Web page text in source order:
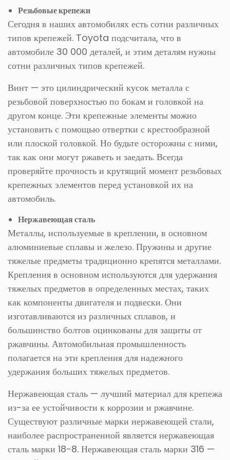
Резьбовые крепежи
Сегодня в наших автомобилях есть сотни различных
типов крепежей. Toyota подсчитала, что в
автомобиле 30 000 деталей, и этим деталям нужны
сотни различных типов крепежей.
Винт — это цилиндрический кусок металла с
резьбовой поверхностью по бокам и головкой на
другом конце. Эти крепежные элементы можно
установить с помощью отвертки с крестообразной
или плоской головкой. Но будьте осторожны с ними,
так как они могут ржаветь и заедать. Всегда
проверяйте прочность и крутящий момент резьбовых
крепежных элементов перед установкой их на
автомобиль.
Нержавеющая сталь
Металлы, используемые в креплении, в основном
алюминиевые сплавы и железо. Пружины и другие
тяжелые предметы традиционно крепятся металлами.
Крепления в основном используются для удержания
тяжелых предметов в определенных местах, таких
как компоненты двигателя и подвески. Они
изготавливаются из различных сплавов, и
большинство болтов оцинкованы для защиты от
ржавчины. Автомобильная промышленность
полагается на эти крепления для надежного
удержания больших тяжелых предметов.
Нержавеющая сталь — лучший материал для крепежа
из-за ее устойчивости к коррозии и ржавчине.
Существуют различные марки нержавеющей стали,
наиболее распространенной является нержавеющая
сталь марки 18-8. Нержавеющая сталь марки 316 —